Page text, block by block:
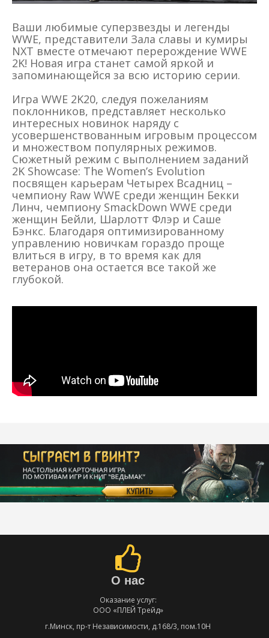
Ваши любимые суперзвезды и легенды
WWE, представители Зала славы и кумиры
NXT вместе отмечают перерождение WWE
2K! Новая игра станет самой яркой и
запоминающейся за всю историю серии.
Игра WWE 2K20, следуя пожеланиям
поклонников, представляет несколько
интересных новинок наряду с
усовершенствованным игровым процессом
и множеством популярных режимов.
Сюжетный режим с выполнением заданий
2K Showcase: The Women’s Evolution
посвящен карьерам Четырех Всадниц –
чемпиону Raw WWE среди женщин Бекки
Линч, чемпиону SmackDown WWE среди
женщин Бейли, Шарлотт Флэр и Саше
Бэнкс. Благодаря оптимизированному
управлению новичкам гораздо проще
влиться в игру, в то время как для
ветеранов она остается все такой же
глубокой.
О нас
Оказание услуг:
ООО «ПЛЕЙ Трейд»
г.Минск, пр-т Независимости, д.168/3, пом.10Н